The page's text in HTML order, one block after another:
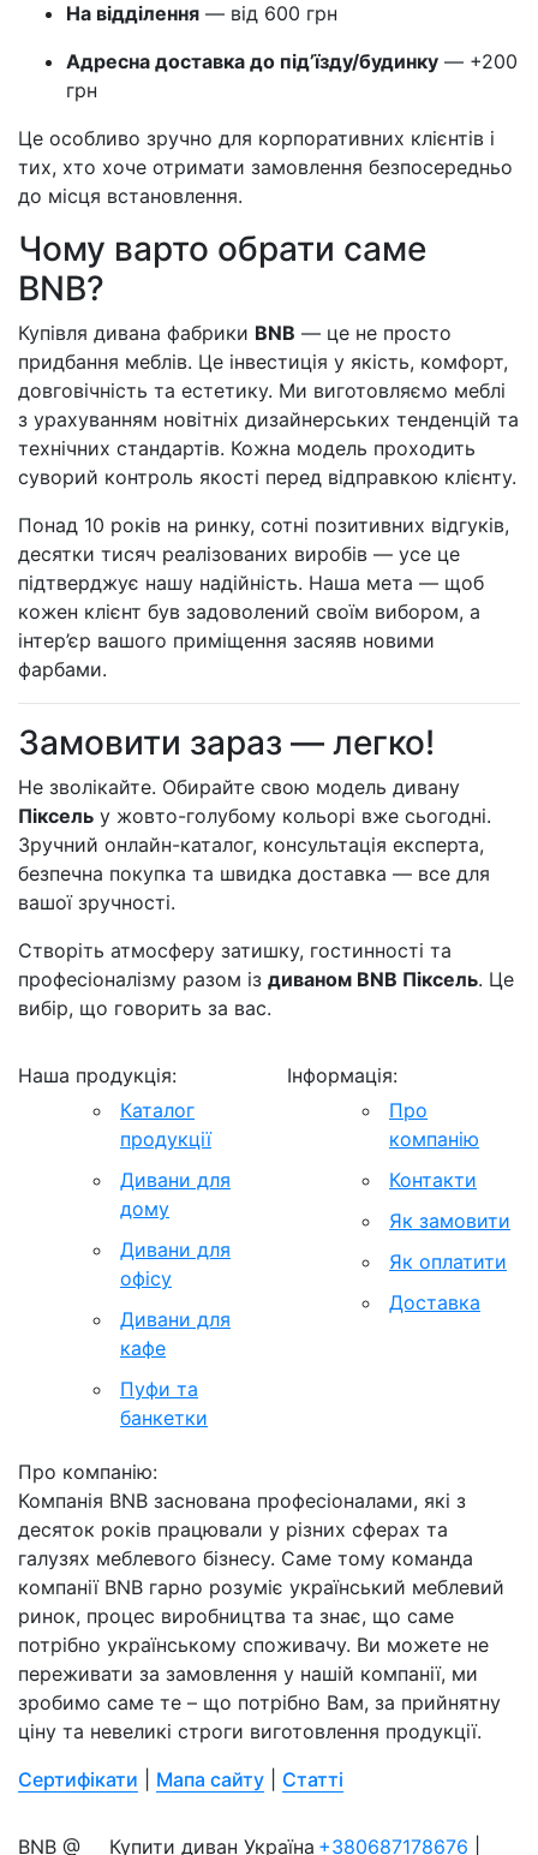
На відділення — від 600 грн
Адресна доставка до під’їзду/будинку — +200
грн
Це особливо зручно для корпоративних клієнтів і
тих, хто хоче отримати замовлення безпосередньо
до місця встановлення.
Чому варто обрати саме
BNB?
Купівля дивана фабрики BNB — це не просто
придбання меблів. Це інвестиція у якість, комфорт,
довговічність та естетику. Ми виготовляємо меблі
з урахуванням новітніх дизайнерських тенденцій та
технічних стандартів. Кожна модель проходить
суворий контроль якості перед відправкою клієнту.
Понад 10 років на ринку, сотні позитивних відгуків,
десятки тисяч реалізованих виробів — усе це
підтверджує нашу надійність. Наша мета — щоб
кожен клієнт був задоволений своїм вибором, а
інтер’єр вашого приміщення засяяв новими
фарбами.
Замовити зараз — легко!
Не зволікайте. Обирайте свою модель дивану
Піксель у жовто-голубому кольорі вже сьогодні.
Зручний онлайн-каталог, консультація експерта,
безпечна покупка та швидка доставка — все для
вашої зручності.
Створіть атмосферу затишку, гостинності та
професіоналізму разом із диваном BNB Піксель. Це
вибір, що говорить за вас.
Наша продукція:
Каталог
продукції
Дивани для
дому
Дивани для
офісу
Дивани для
кафе
Пуфи та
банкетки
Інформація:
Про
компанію
Контакти
Як замовити
Як оплатити
Доставка
Про компанію:
Компанія BNB заснована професіоналами, які з
десяток років працювали у різних сферах та
галузях меблевого бізнесу. Саме тому команда
компанії BNB гарно розуміє український меблевий
ринок, процес виробництва та знає, що саме
потрібно українському споживачу. Ви можете не
переживати за замовлення у нашій компанії, ми
зробимо саме те – що потрібно Вам, за прийнятну
ціну та невеликі строги виготовлення продукції.
Сертифікати
Мапа сайту Статті
BNB @ Купити диван Україна +380687178676